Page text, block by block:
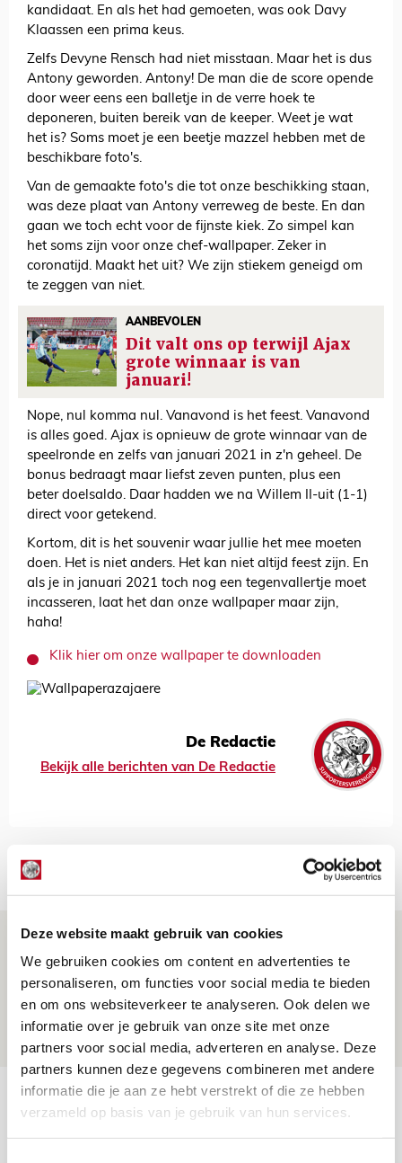
Deze website maakt gebruik van cookies
We gebruiken cookies om content en advertenties te
personaliseren, om functies voor social media te bieden
en om ons websiteverkeer te analyseren. Ook delen we
informatie over je gebruik van onze site met onze
partners voor social media, adverteren en analyse. Deze
partners kunnen deze gegevens combineren met andere
informatie die je aan ze hebt verstrekt of die ze hebben
verzameld op basis van je gebruik van hun services.
kandidaat. En als het had gemoeten, was ook Davy
Klaassen een prima keus.
Zelfs Devyne Rensch had niet misstaan. Maar het is dus
Antony geworden. Antony! De man die de score opende
door weer eens een balletje in de verre hoek te
deponeren, buiten bereik van de keeper. Weet je wat
het is? Soms moet je een beetje mazzel hebben met de
beschikbare foto's.
Van de gemaakte foto's die tot onze beschikking staan,
was deze plaat van Antony verreweg de beste. En dan
gaan we toch echt voor de fijnste kiek. Zo simpel kan
het soms zijn voor onze chef-wallpaper. Zeker in
coronatijd. Maakt het uit? We zijn stiekem geneigd om
te zeggen van niet.
AANBEVOLEN
Dit valt ons op terwijl Ajax
grote winnaar is van
januari!
Nope, nul komma nul. Vanavond is het feest. Vanavond
is alles goed. Ajax is opnieuw de grote winnaar van de
speelronde en zelfs van januari 2021 in z'n geheel. De
bonus bedraagt maar liefst zeven punten, plus een
beter doelsaldo. Daar hadden we na Willem II-uit (1-1)
direct voor getekend.
Kortom, dit is het souvenir waar jullie het mee moeten
doen. Het is niet anders. Het kan niet altijd feest zijn. En
als je in januari 2021 toch nog een tegenvallertje moet
incasseren, laat het dan onze wallpaper maar zijn,
haha!
Klik hier om onze wallpaper te downloaden
De Redactie
Bekijk alle berichten van De Redactie
Net binnen //
Reisverslag PEC-uit: geregisseerde
operatie onderweg naar
‘voetbaltempel’
Brandt heeft veel vertrouwen in Ajax
dat steeds beter wordt